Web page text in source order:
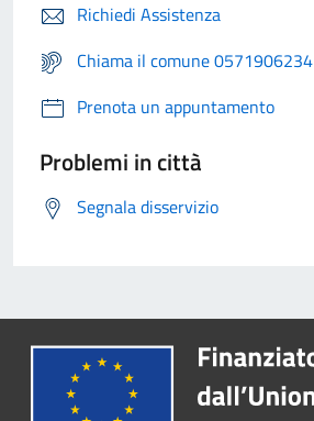
Richiedi Assistenza
Chiama il comune 0571906234
Prenota un appuntamento
Problemi in città
Segnala disservizio